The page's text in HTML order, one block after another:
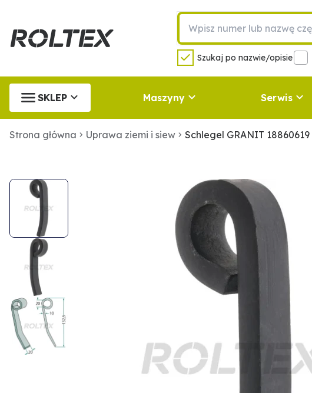
Szukaj po nazwie/opisie
SKLEP Maszyny Serwis
Strona główna Uprawa ziemi i siew Schlegel GRANIT 18860619